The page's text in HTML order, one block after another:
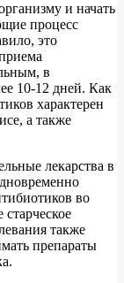
и начать
процесс
это
в
10-12 дней. Как
характерен
а также
лекарства в
во
также
препараты